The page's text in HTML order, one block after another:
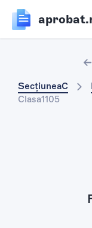
SecțiuneaC
Clasa1105